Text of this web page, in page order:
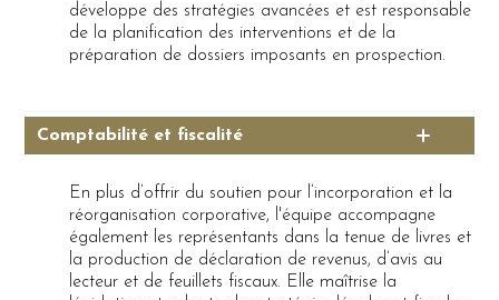
développe des stratégies avancées et est responsable
de la planification des interventions et de la
préparation de dossiers imposants en prospection.
Comptabilité et fiscalité
En plus d’offrir du soutien pour l’incorporation et la
réorganisation corporative, l'équipe accompagne
également les représentants dans la tenue de livres et
la production de déclaration de revenus, d’avis au
lecteur et de feuillets fiscaux. Elle maîtrise la